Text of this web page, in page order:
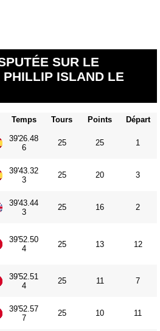
SUR LE
PHILLIP ISLAND LE
Temps Tours Points Départ
39'26.48
6
25 25 1
39'43.32
3
25 20 3
39'43.44
3
25 16 2
39'52.50
4
25 13 12
39'52.51
4
25 11 7
39'52.57
7
25 10 11